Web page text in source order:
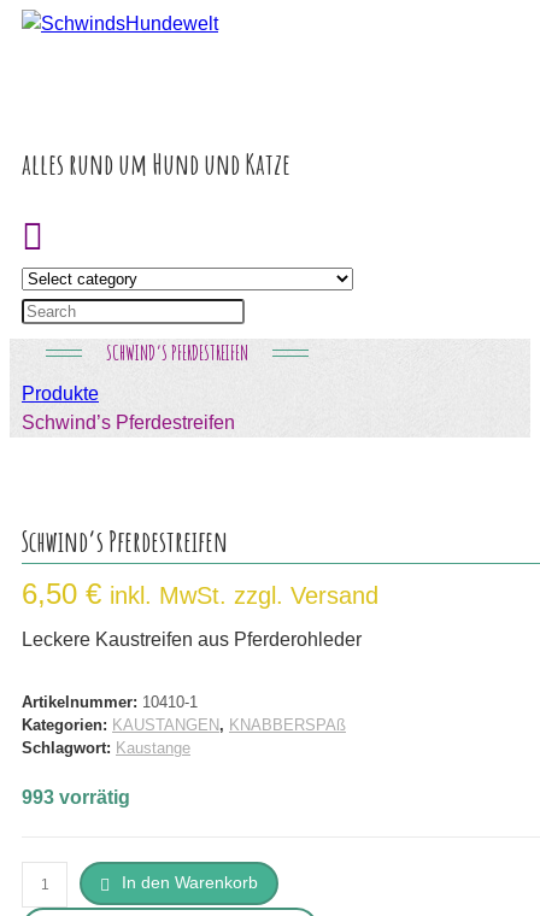
Inhalt
springen
alles rund um Hund und Katze
SCHWIND’S PFERDESTREIFEN
Produkte
Schwind’s Pferdestreifen
Schwind’s Pferdestreifen
6,50 € inkl. MwSt. zzgl. Versand
Leckere Kaustreifen aus Pferderohleder
Artikelnummer: 10410-1
Kategorien: KAUSTANGEN , KNABBERSPAß
Schlagwort: Kaustange
993 vorrätig
Schwind's
Pferdestreifen
In den Warenkorb